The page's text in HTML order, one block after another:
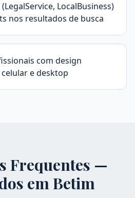
LocalBusiness)
nos resultados de busca
com design
e desktop
Frequentes —
emBetim